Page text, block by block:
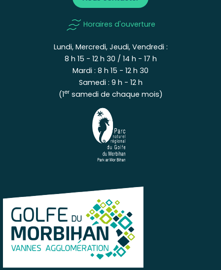
Horaires d'ouverture
Lundi, Mercredi, Jeudi, Vendredi :
8 h 15 - 12 h 30 / 14 h - 17 h
Mardi : 8 h 15 - 12 h 30
Samedi : 9 h - 12 h
(1ersamedi de chaque mois)